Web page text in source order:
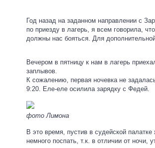
Год назад на заданном направлении с
по приезду в лагерь, я всем говорила,
должны нас бояться. Для
Вечером в пятницу к нам в лагерь
заплывов.
К сожалению, первая ночевка не
9:20. Еле-еле осилила зарядку с Федей.
фото Лимона
В это время, пустив в судейской
немного поспать, т.к. в отличии от ночи,